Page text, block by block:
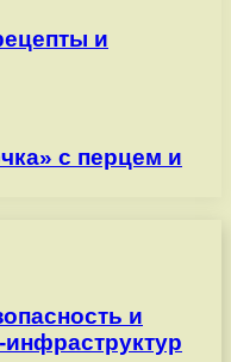
и
с перцем и
и